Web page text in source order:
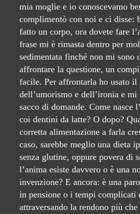
mia moglie e io conoscevamo
complimentò con noi e ci disse:
fatto un corpo, ora dovete fare
frase mi è rimasta dentro per
sedimentata finché non mi sono
affrontare la questione, un
facile. Per affrontarla ho usato il
dell’umorismo e dell’ironia e mi
sacco di domande. Come nasce
coi dentini da latte? O dopo?
corretta alimentazione a farla
caso, sarebbe meglio una dieta
senza glutine, oppure povera di
l’anima esiste davvero o è una
invenzione? E ancora: è una
in pensione o i tempi complicati
attraversando la rendono più che